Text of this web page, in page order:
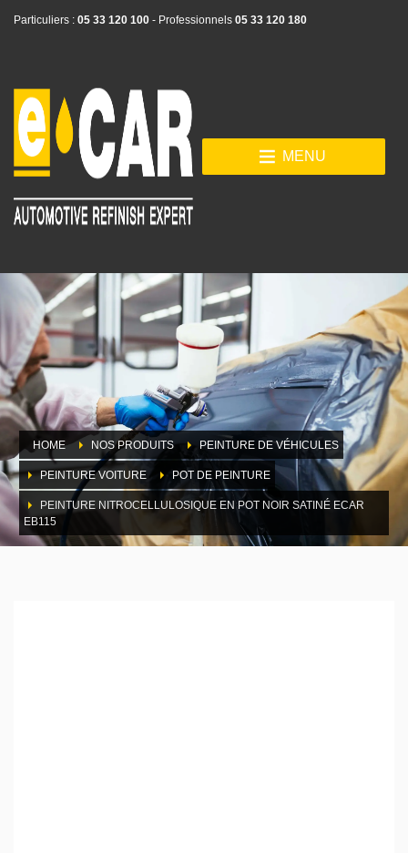
Particuliers : 05 33 120 100 - Professionnels 05 33 120 180
MENU
HOME NOS PRODUITS PEINTURE DE VÉHICULES
PEINTURE VOITURE POT DE PEINTURE
PEINTURE NITROCELLULOSIQUE EN POT NOIR SATINÉ ECAR
EB115